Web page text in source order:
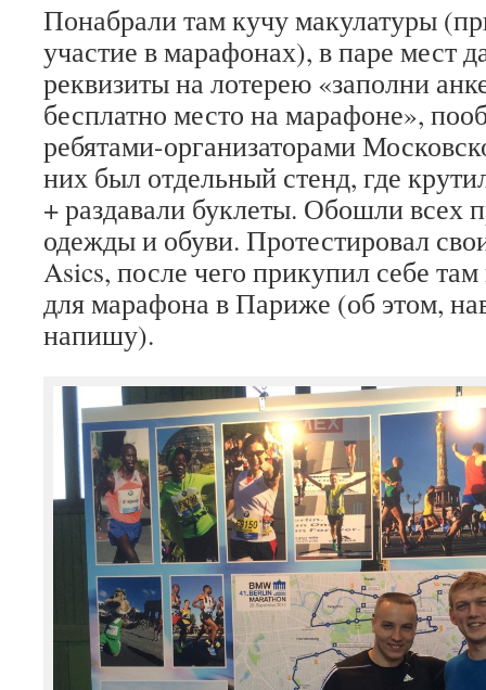
Понабрали там кучу макулатуры
участие в марафонах), в паре мест
реквизиты на лотерею «заполни
бесплатно место на марафоне»,
ребятами-организаторами
них был отдельный стенд, где
+ раздавали буклеты. Обошли всех
одежды и обуви. Протестировал
Asics, после чего прикупил себе
для марафона в Париже (об этом,
напишу).